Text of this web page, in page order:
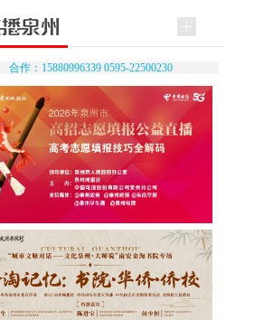
合作：15880996339 0595-22500230